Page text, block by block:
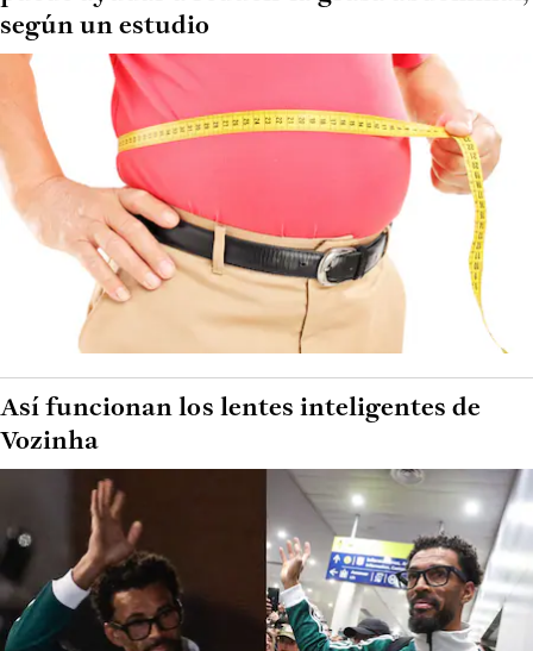
según un estudio
Así funcionan los lentes inteligentes de
Vozinha